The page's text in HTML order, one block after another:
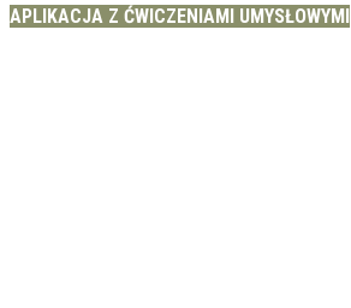
APLIKACJA Z ĆWICZENIAMI UMYSŁOWYMI